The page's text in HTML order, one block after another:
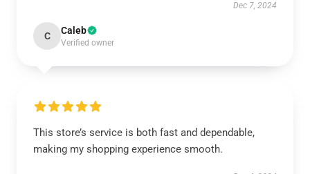
Dec 7, 2024
C Caleb
Verified owner
This store’s service is both fast and dependable,
making my shopping experience smooth.